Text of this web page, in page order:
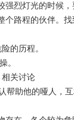
烈灯光的时候，
路程的伙伴。
的历程。
。
关讨论
助他的哑人，互